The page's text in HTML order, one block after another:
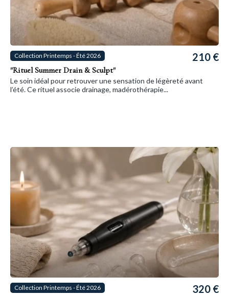
Collection Printemps - Été 2026
"Rituel Summer Drain & Sculpt"
210 €
Le soin idéal pour retrouver une sensation de légèreté avant
l’été. Ce rituel associe drainage, madérothérapie...
Collection Printemps - Été 2026 320 €